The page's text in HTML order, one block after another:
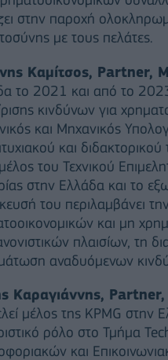
στην παροχή
με τους πελάτες.
Καμίτσος, Partner,
το 2021 και από το
κινδύνων για
και Μηχανικός
και
μέλος του Τεχνικού
στην Ελλάδα και το
του περιλαμβάνει
και μη
πλαισίων, τη
αναδυόμενων
Καραγιάννης,
μέλος της KPMG στην
ρόλο στο Τμήμα
και